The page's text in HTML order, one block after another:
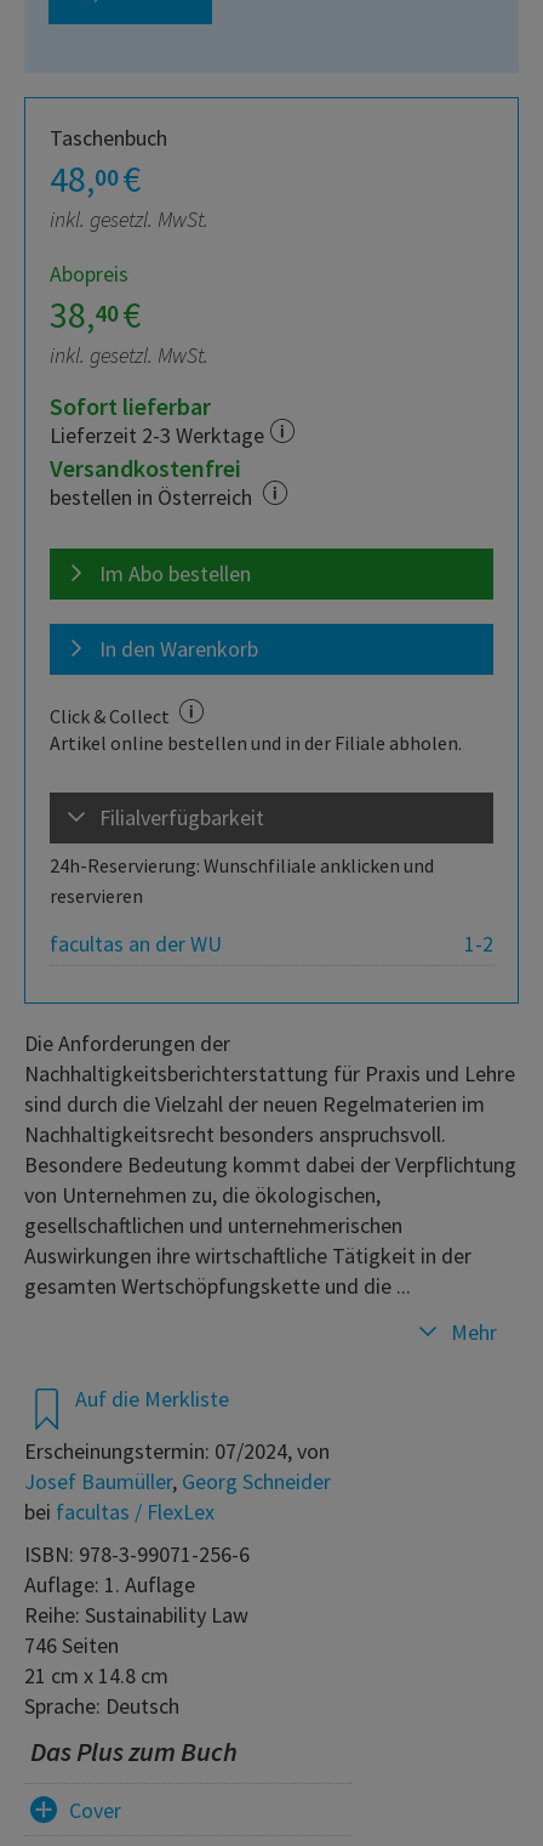
Taschenbuch
48,00€
inkl. gesetzl. MwSt.
Abopreis
38,40€
inkl. gesetzl. MwSt.
Sofort lieferbar
Lieferzeit 2-3 Werktage
Versandkostenfrei
bestellen in Österreich
Im Abo bestellen
In den Warenkorb
Click & Collect
Artikel online bestellen und in der Filiale abholen.
Filialverfügbarkeit
24h-Reservierung: Wunschfiliale anklicken und
reservieren
1-2
facultas an der WU
Auf die Merkliste
Erscheinungstermin: 07/2024, von
Josef Baumüller, Georg Schneider
bei facultas / FlexLex
ISBN: 978-3-99071-256-6
Auflage: 1. Auflage
Reihe: Sustainability Law
746 Seiten
21 cm x 14.8 cm
Sprache: Deutsch
Das Plus zum Buch
Cover
Die Anforderungen der
Nachhaltigkeitsberichterstattung für Praxis und Lehre
sind durch die Vielzahl der neuen Regelmaterien im
Nachhaltigkeitsrecht besonders anspruchsvoll.
Besondere Bedeutung kommt dabei der Verpflichtung
von Unternehmen zu, die ökologischen,
gesellschaftlichen und unternehmerischen
Auswirkungen ihre wirtschaftliche Tätigkeit in der
gesamten Wertschöpfungskette und die ...
Mehr